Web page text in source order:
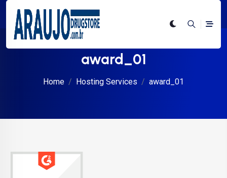
award_01
Home Hosting Services award_01